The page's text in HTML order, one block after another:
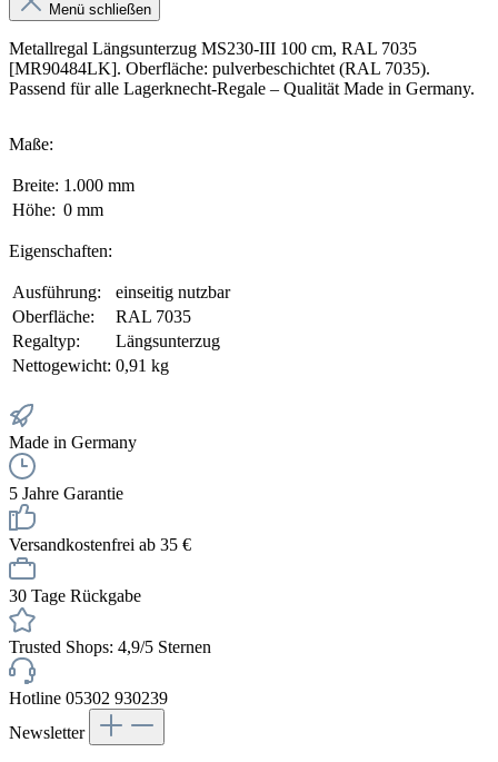
Menü schließen
Metallregal Längsunterzug MS230-III 100 cm, RAL 7035
[MR90484LK]. Oberfläche: pulverbeschichtet (RAL 7035).
Passend für alle Lagerknecht-Regale – Qualität Made in Germany.
Maße:
Breite: 1.000 mm
Höhe: 0 mm
Eigenschaften:
Ausführung:
einseitig nutzbar
Oberfläche:
RAL 7035
Regaltyp:
Längsunterzug
Nettogewicht: 0,91 kg
Made in Germany
5 Jahre Garantie
Versandkostenfrei ab 35 €
30 Tage Rückgabe
Trusted Shops: 4,9/5 Sternen
Hotline 05302 930239
Newsletter